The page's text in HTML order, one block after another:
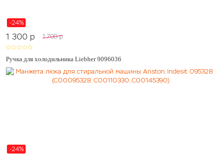
-24%
1 300 p 1 700 p
Ручка для холодильника Liebher 9096036
-24%